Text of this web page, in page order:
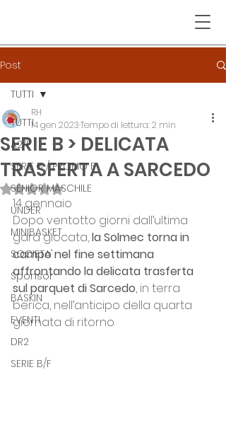
Post
TUTTI
A2/F
SERIE B / PROMO F
SENIOR MASCHILE
UNDER
MINIBASKET
SOCIETA'
Sponsor
BASKIN
EVENTI
DR2
SERIE B/F
TUTTI
SERIE B > DELICATA
TRASFERTA A SARCEDO
RH
14 gen 2023Tempo di lettura: 2 min
Valutazione NaN stelle su 5.
14 gennaio
Dopo ventotto giorni dall’ultima
gara giocata, la Solmec torna in
campo nel fine settimana
affrontando la delicata trasferta
sul parquet di Sarcedo, in terra
berica, nell’anticipo della quarta
giornata di ritorno.